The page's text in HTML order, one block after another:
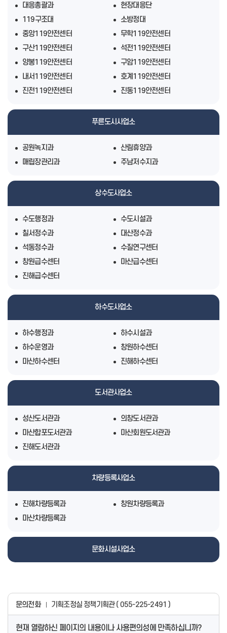
대응총괄과
현장대응단
119구조대
소방정대
중앙119안전센터
무학119안전센터
구산119안전센터
석전119안전센터
양봉119안전센터
구암119안전센터
내서119안전센터
호계119안전센터
진전119안전센터
진동119안전센터
푸른도시사업소
공원녹지과
산림휴양과
매립장관리과
주남저수지과
상수도사업소
수도행정과
수도시설과
칠서정수과
대산정수과
석동정수과
수질연구센터
창원급수센터
마산급수센터
진해급수센터
하수도사업소
하수행정과
하수시설과
하수운영과
창원하수센터
마산하수센터
진해하수센터
도서관사업소
성산도서관과
의창도서관과
마산합포도서관과
마산회원도서관과
진해도서관과
차량등록사업소
진해차량등록과
창원차량등록과
마산차량등록과
문화시설사업소
문의전화 기획조정실 정책기획관 ( 055-225-2491 )
현재 열람하신 페이지의 내용이나 사용편의성에 만족하십니까?